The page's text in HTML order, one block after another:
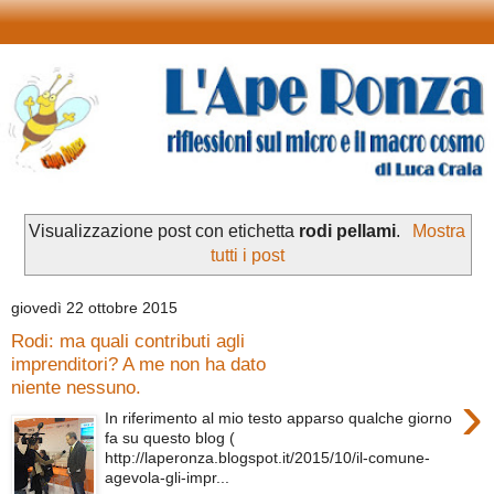
Visualizzazione post con etichetta rodi pellami.
Mostra
tutti i post
giovedì 22 ottobre 2015
Rodi: ma quali contributi agli
imprenditori? A me non ha dato
niente nessuno.
›
In riferimento al mio testo apparso qualche giorno
fa su questo blog (
http://laperonza.blogspot.it/2015/10/il-comune-
agevola-gli-impr...